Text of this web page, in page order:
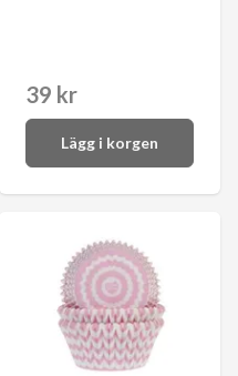
39 kr
Lägg i korgen